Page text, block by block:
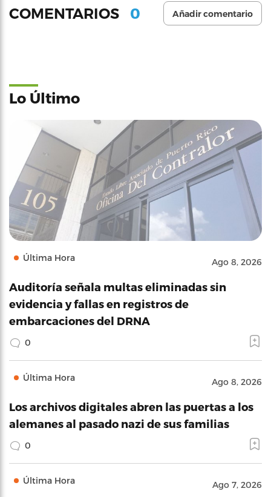
COMENTARIOS 0 Añadir comentario
Lo Último
Última Hora Ago 8, 2026
Auditoría señala multas eliminadas sin
evidencia y fallas en registros de
embarcaciones del DRNA
0
Última Hora Ago 8, 2026
Los archivos digitales abren las puertas a los
alemanes al pasado nazi de sus familias
0
Última Hora Ago 7, 2026